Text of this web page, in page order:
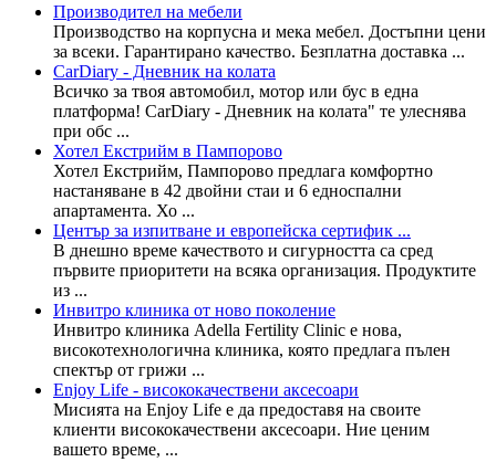
Производител на мебели
Производство на корпусна и мека мебел. Достъпни цени
за всеки. Гарантирано качество. Безплатна доставка ...
CarDiary - Дневник на колата
Всичко за твоя автомобил, мотор или бус в една
платформа! CarDiary - Дневник на колата" те улеснява
при обс ...
Хотел Екстрийм в Пампорово
Хотел Екстрийм, Пампорово предлага комфортно
настаняване в 42 двойни стаи и 6 едноспални
апартамента. Хо ...
Център за изпитване и европейска сертифик ...
В днешно време качеството и сигурността са сред
първите приоритети на всяка организация. Продуктите
из ...
Инвитро клиника от ново поколение
Инвитро клиника Adella Fertility Clinic е нова,
високотехнологична клиника, която предлага пълен
спектър от грижи ...
Enjoy Life - висококачествени аксесоари
Мисията на Enjoy Life е да предоставя на своите
клиенти висококачествени аксесоари. Ние ценим
вашето време, ...